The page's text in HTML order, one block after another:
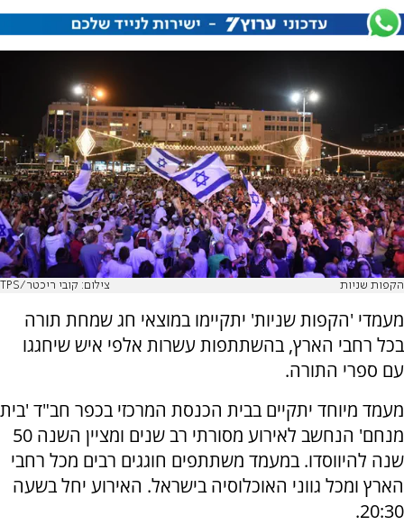
הקפות שניות צילום: קובי ריכטר/TPS
מעמדי 'הקפות שניות' יתקיימו במוצאי חג שמחת תורה
בכל רחבי הארץ, בהשתתפות עשרות אלפי איש שיחגגו
עם ספרי התורה.
מעמד מיוחד יתקיים בבית הכנסת המרכזי בכפר חב"ד 'בית
מנחם' הנחשב לאירוע מסורתי רב שנים ומציין השנה 50
שנה להיווסדו. במעמד משתתפים חוגגים רבים מכל רחבי
הארץ ומכל גווני האוכלוסיה בישראל. האירוע יחל בשעה
20:30.